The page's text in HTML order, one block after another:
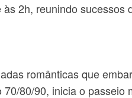
2h, reunindo
românticas que
80/90, inicia o